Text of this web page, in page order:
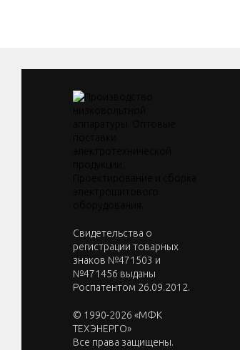
Cвидетельства о
регистрации товарных
знаков №471503 и
№471456 выданы
Роспатентом 26.09.2012.
© 1990-2026 «МФК
ТЕХЭНЕРГО»
Все права защищены.